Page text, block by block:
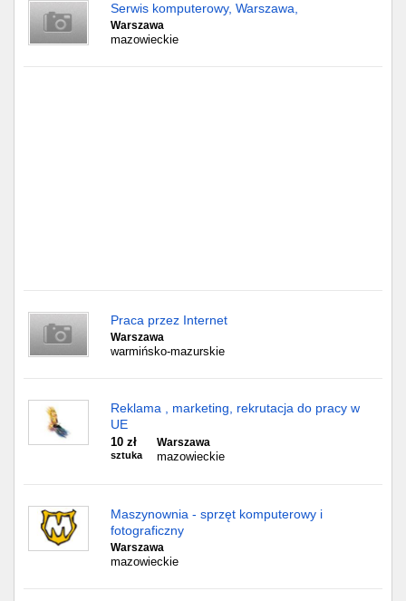
Serwis komputerowy, Warszawa,
Warszawa
mazowieckie
Praca przez Internet
Warszawa
warmińsko-mazurskie
Reklama , marketing, rekrutacja do pracy w
UE
10 zł
sztuka
Warszawa
mazowieckie
Maszynownia - sprzęt komputerowy i
fotograficzny
Warszawa
mazowieckie
Olsztyn